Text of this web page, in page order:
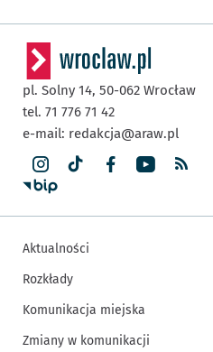
pl. Solny 14, 50-062 Wrocław
tel. 71 776 71 42
e-mail: redakcja@araw.pl
Aktualności
Rozkłady
Komunikacja miejska
Zmiany w komunikacji